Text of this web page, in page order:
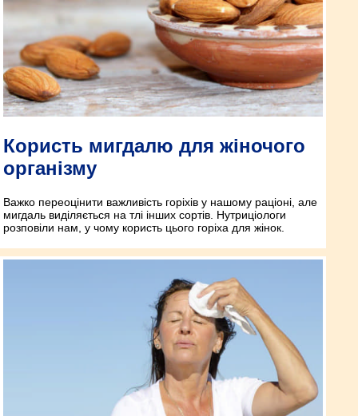
Користь мигдалю для жіночого
організму
Важко переоцінити важливість горіхів у нашому раціоні, але
мигдаль виділяється на тлі інших сортів. Нутриціологи
розповіли нам, у чому користь цього горіха для жінок.